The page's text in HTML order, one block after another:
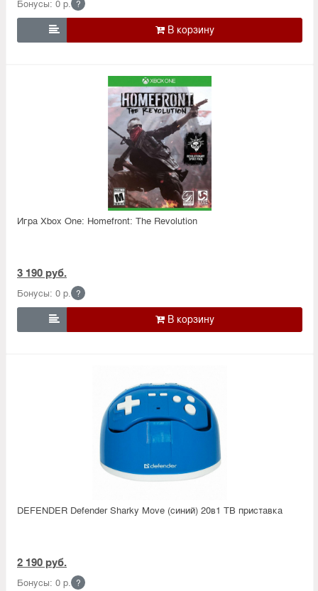
Бонусы: 0 р. ?

Игра Xbox One: Homefront: The Revolution
3 190 руб.
Бонусы: 0 р. ?

DEFENDER Defender Sharky Move (синий) 20в1 ТВ приставка
2 190 руб.
Бонусы: 0 р. ?